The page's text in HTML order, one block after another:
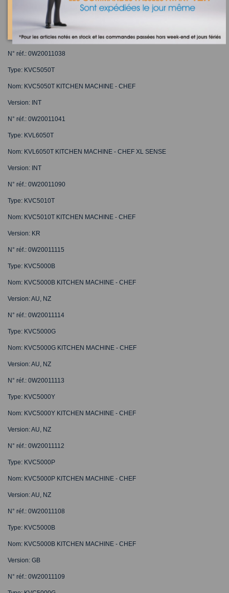
Type: KVL6040T
Nom: KVL6040T KITCHEN MACHINE - CHEF XL SENSE
Version: INT
N° réf.: 0W20011038
Type: KVC5050T
Nom: KVC5050T KITCHEN MACHINE - CHEF
Version: INT
N° réf.: 0W20011041
Type: KVL6050T
Nom: KVL6050T KITCHEN MACHINE - CHEF XL SENSE
Version: INT
N° réf.: 0W20011090
Type: KVC5010T
Nom: KVC5010T KITCHEN MACHINE - CHEF
Version: KR
N° réf.: 0W20011115
Type: KVC5000B
Nom: KVC5000B KITCHEN MACHINE - CHEF
Version: AU, NZ
N° réf.: 0W20011114
Type: KVC5000G
Nom: KVC5000G KITCHEN MACHINE - CHEF
Version: AU, NZ
N° réf.: 0W20011113
Type: KVC5000Y
Nom: KVC5000Y KITCHEN MACHINE - CHEF
Version: AU, NZ
N° réf.: 0W20011112
Type: KVC5000P
Nom: KVC5000P KITCHEN MACHINE - CHEF
Version: AU, NZ
N° réf.: 0W20011108
Type: KVC5000B
Nom: KVC5000B KITCHEN MACHINE - CHEF
Version: GB
N° réf.: 0W20011109